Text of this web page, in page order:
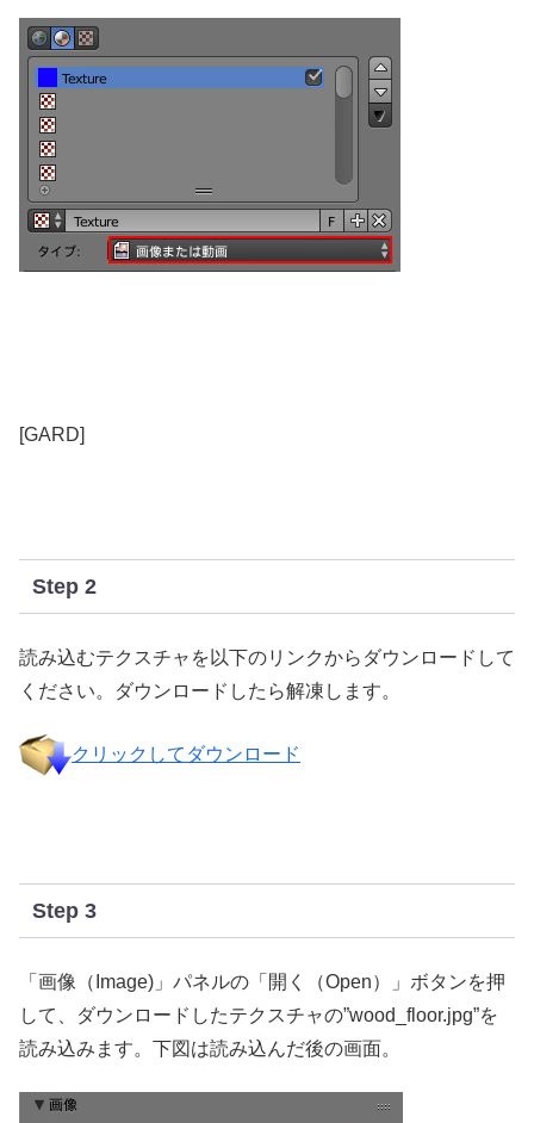
[GARD]
Step 2
読み込むテクスチャを以下のリンクからダウンロードして
ください。ダウンロードしたら解凍します。
クリックしてダウンロード
Step 3
「画像（Image)」パネルの「開く（Open）」ボタンを押
して、ダウンロードしたテクスチャの”wood_floor.jpg”を
読み込みます。下図は読み込んだ後の画面。